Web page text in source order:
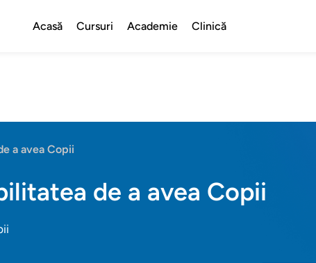
Acasă Cursuri Academie Clinică
a avea Copii
de a avea Copii